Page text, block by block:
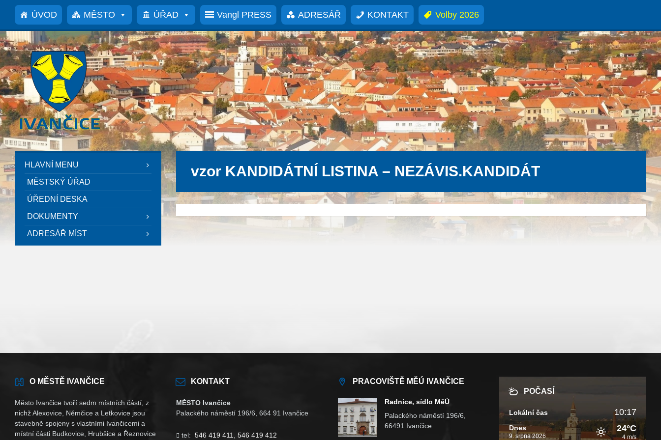
Přeskočit
obsah
Přeskočit
panel
Přeskočit
patičku
ÚVOD MĚSTO ÚŘAD Vangl PRESS ADRESÁŘ KONTAKT Volby 2026
vzor KANDIDÁTNÍ LISTINA – NEZÁVIS.KANDIDÁT
HLAVNÍ MENU
MĚSTSKÝ ÚŘAD
ÚŘEDNÍ DESKA
DOKUMENTY
ADRESÁŘ MÍST
O MĚSTĚ IVANČICE
Město Ivančice tvoří sedm místních částí, z
nichž Alexovice, Němčice a Letkovice jsou
stavebně spojeny s vlastními Ivančicemi a
místní části Budkovice, Hrubšice a Řeznovice
KONTAKT
MĚSTO Ivančice
Palackého náměstí 196/6, 664 91 Ivančice
 tel:546 419 411 ,546 419 412
PRACOVIŠTĚ MĚÚ IVANČICE
Radnice, sídlo MěÚ
Palackého náměstí 196/6,
66491 Ivančice
POČASÍ
Lokální čas 10:17
Dnes
9. srpna 2026
24°C
4 m/s